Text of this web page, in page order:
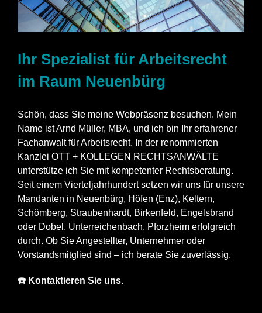
Ihr Spezialist für Arbeitsrecht
im Raum Neuenbürg
Schön, dass Sie meine Webpräsenz besuchen. Mein
Name ist Arnd Müller, MBA, und ich bin Ihr erfahrener
Fachanwalt für Arbeitsrecht. In der renommierten
Kanzlei OTT + KOLLEGEN RECHTSANWÄLTE
unterstütze ich Sie mit kompetenter Rechtsberatung.
Seit einem Vierteljahrhundert setzen wir uns für unsere
Mandanten in Neuenbürg, Höfen (Enz), Keltern,
Schömberg, Straubenhardt, Birkenfeld, Engelsbrand
oder Dobel, Unterreichenbach, Pforzheim erfolgreich
durch. Ob Sie Angestellter, Unternehmer oder
Vorstandsmitglied sind – ich berate Sie zuverlässig.
☎️ Kontaktieren Sie uns.